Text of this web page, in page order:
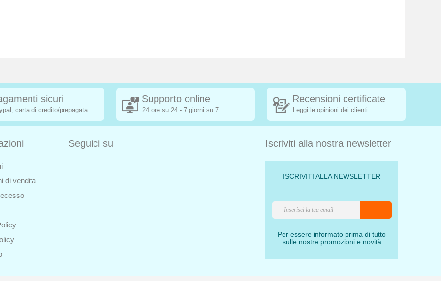
sicuri
carta di credito/prepagata
Supporto online
24 ore su 24 - 7 giorni su 7
Recensioni certificate
Leggi le opinioni dei clienti
di vendita
Seguici su Iscriviti alla nostra newsletter
ISCRIVITI ALLA NEWSLETTER
Per essere informato prima di tutto
sulle nostre promozioni e novità